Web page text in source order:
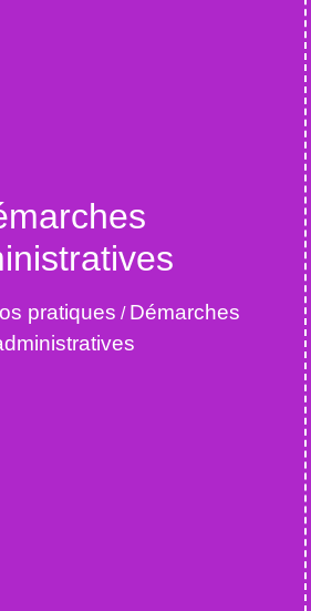
pratiques / Démarches